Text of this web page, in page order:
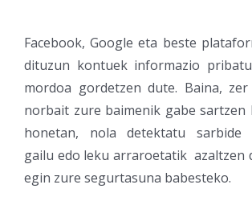
Facebook, Google eta beste
dituzun kontuek informazio
mordoa gordetzen dute. Baina,
norbait zure baimenik gabe sartzen
honetan, nola detektatu sarbide
gailu edo leku arraroetatik azaltzen
egin zure segurtasuna babesteko.